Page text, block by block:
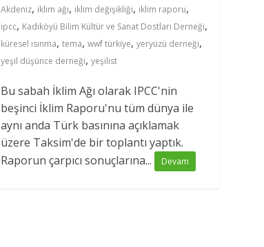
Akdeniz, iklim ağı, iklim değişikliği, iklim raporu,
ipcc, Kadıköyü Bilim Kültür ve Sanat Dostları Derneği,
küresel ısınma, tema, wwf türkiye, yeryüzü derneği,
yeşil düşünce derneği, yeşilist
Bu sabah İklim Ağı olarak IPCC'nin
beşinci İklim Raporu'nu tüm dünya ile
aynı anda Türk basınına açıklamak
üzere Taksim'de bir toplantı yaptık.
Raporun çarpıcı sonuçlarına...
Devam